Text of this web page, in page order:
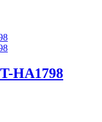
HA1798